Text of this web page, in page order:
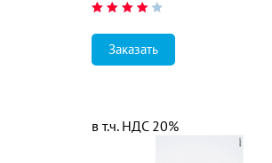
Заказать
в т.ч. НДС 20%